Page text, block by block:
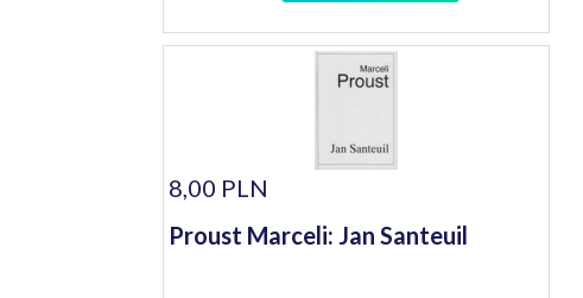
8,00 PLN
Proust Marceli: Jan Santeuil